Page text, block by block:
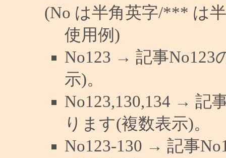
(No は半角英字/*** は
使用例)
No123 → 記事No123
示)。
No123,130,134 → 記
ります(複数表示)。
No123-130 → 記事